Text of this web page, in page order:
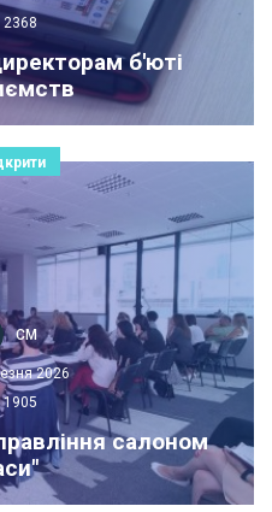
2368
б'юті
СМ
2026
1905
салоном